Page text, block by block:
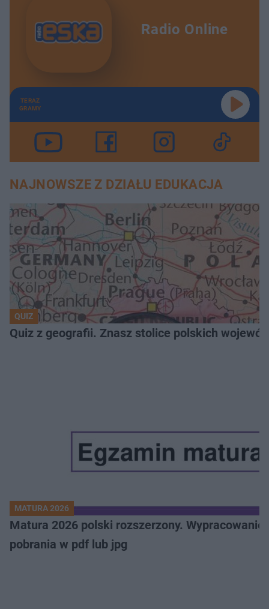
Radio Online
TERAZ
GRAMY
NAJNOWSZE Z DZIAŁU EDUKACJA
QUIZ
Quiz z geografii. Znasz stolice polskich
MATURA 2026
Matura 2026 polski rozszerzony.
pobrania w pdf lub jpg